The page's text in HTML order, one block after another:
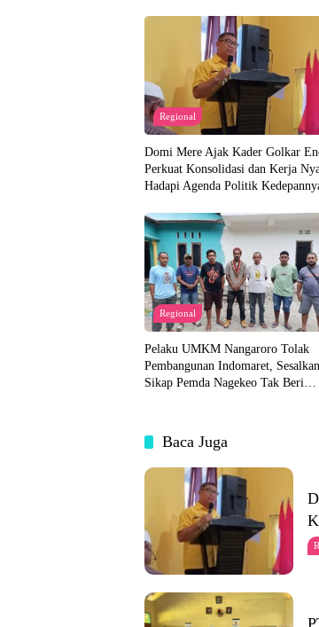
Regional
Domi Mere Ajak Kader Golkar
Perkuat Konsolidasi dan Kerja
Hadapi Agenda Politik
Regional
Pelaku UMKM Nangaroro Tolak
Pembangunan Indomaret, Sesalkan
Sikap Pemda Nagekeo Tak Beri
Baca Juga